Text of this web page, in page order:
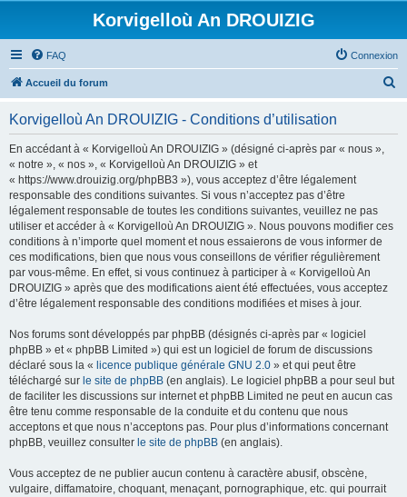
Korvigelloù An DROUIZIG
FAQ Connexion
Accueil du forum
Korvigelloù An DROUIZIG - Conditions d’utilisation
En accédant à « Korvigelloù An DROUIZIG » (désigné ci-après par « nous »,
« notre », « nos », « Korvigelloù An DROUIZIG » et
« https://www.drouizig.org/phpBB3 »), vous acceptez d’être légalement
responsable des conditions suivantes. Si vous n’acceptez pas d’être
légalement responsable de toutes les conditions suivantes, veuillez ne pas
utiliser et accéder à « Korvigelloù An DROUIZIG ». Nous pouvons modifier ces
conditions à n’importe quel moment et nous essaierons de vous informer de
ces modifications, bien que nous vous conseillons de vérifier régulièrement
par vous-même. En effet, si vous continuez à participer à « Korvigelloù An
DROUIZIG » après que des modifications aient été effectuées, vous acceptez
d’être légalement responsable des conditions modifiées et mises à jour.
Nos forums sont développés par phpBB (désignés ci-après par « logiciel
phpBB » et « phpBB Limited ») qui est un logiciel de forum de discussions
déclaré sous la « licence publique générale GNU 2.0 » et qui peut être
téléchargé sur le site de phpBB (en anglais). Le logiciel phpBB a pour seul but
de faciliter les discussions sur internet et phpBB Limited ne peut en aucun cas
être tenu comme responsable de la conduite et du contenu que nous
acceptons et que nous n’acceptons pas. Pour plus d’informations concernant
phpBB, veuillez consulter le site de phpBB (en anglais).
Vous acceptez de ne publier aucun contenu à caractère abusif, obscène,
vulgaire, diffamatoire, choquant, menaçant, pornographique, etc. qui pourrait